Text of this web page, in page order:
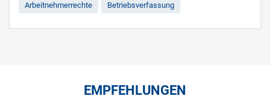
Arbeitnehmerrechte Betriebsverfassung
EMPFEHLUNGEN